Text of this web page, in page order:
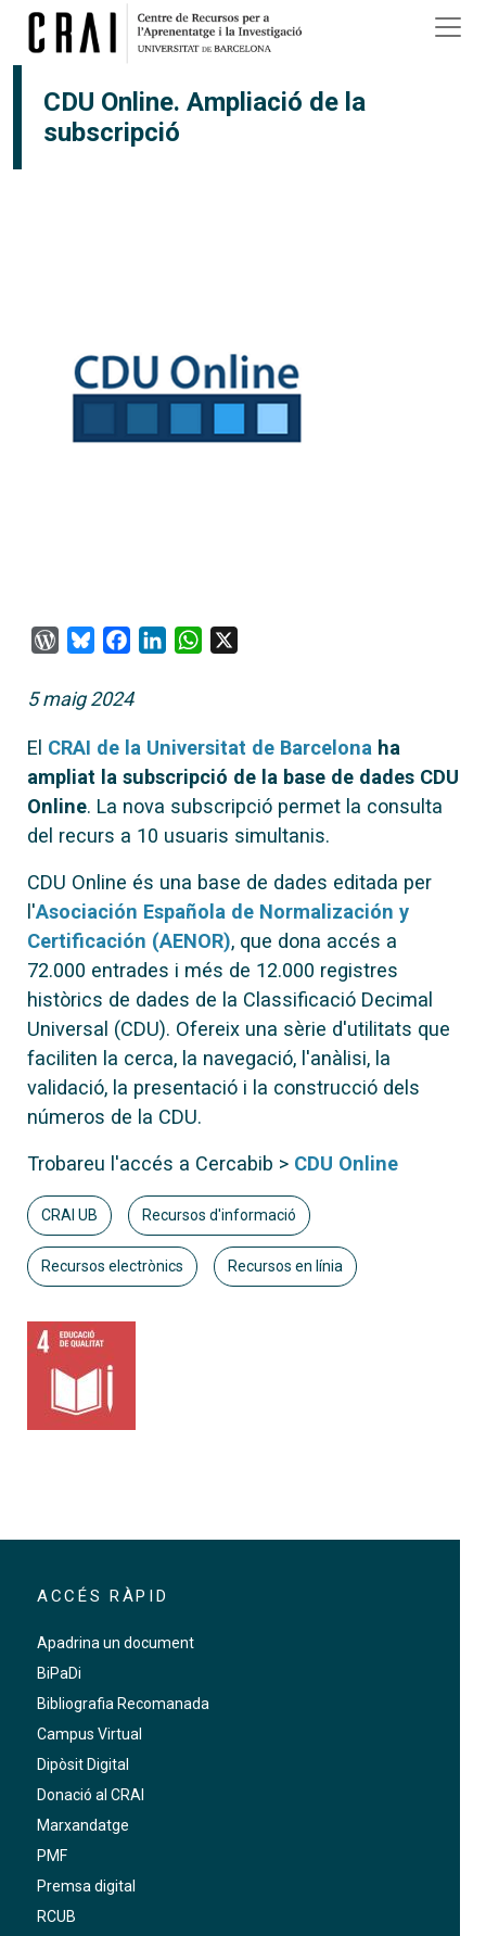
Vés al contingut
CDU Online. Ampliació de la
subscripció
WordPress
BlueskyFacebook
LinkedInWhatsApp
5 maig 2024
El CRAI de la Universitat de Barcelona ha
ampliat la subscripció de la base de dades CDU
Online. La nova subscripció permet la consulta
del recurs a 10 usuaris simultanis.
CDU Online és una base de dades editada per
l'Asociación Española de Normalización y
Certificación (AENOR), que dona accés a
72.000 entrades i més de 12.000 registres
històrics de dades de la Classificació Decimal
Universal (CDU). Ofereix una sèrie d'utilitats que
faciliten la cerca, la navegació, l'anàlisi, la
validació, la presentació i la construcció dels
números de la CDU.
Trobareu l'accés a Cercabib > CDU Online
CRAI UB Recursos d'informació
Recursos electrònics Recursos en línia
ACCÉS RÀPID
Apadrina un document
BiPaDi
Bibliografia Recomanada
Campus Virtual
Dipòsit Digital
Donació al CRAI
Marxandatge
PMF
Premsa digital
RCUB